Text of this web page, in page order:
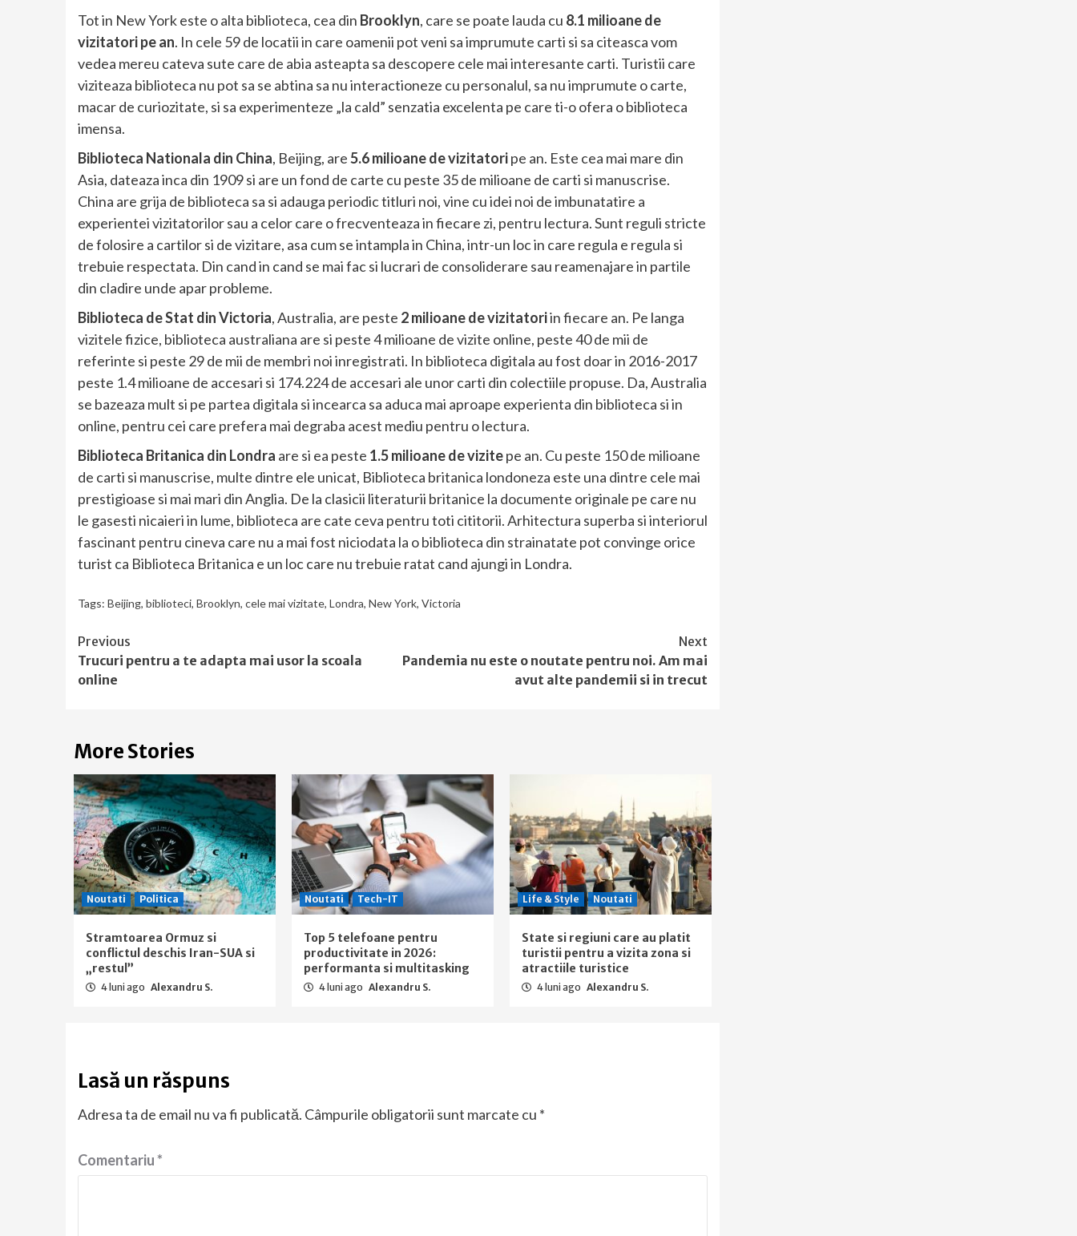
Tot in New York este o alta biblioteca, cea din Brooklyn, care se poate lauda cu 8.1 milioane de
vizitatori pe an. In cele 59 de locatii in care oamenii pot veni sa imprumute carti si sa citeasca vom
vedea mereu cateva sute care de abia asteapta sa descopere cele mai interesante carti. Turistii care
viziteaza biblioteca nu pot sa se abtina sa nu interactioneze cu personalul, sa nu imprumute o carte,
macar de curiozitate, si sa experimenteze „la cald” senzatia excelenta pe care ti-o ofera o biblioteca
imensa.
Biblioteca Nationala din China, Beijing, are5.6 milioane de vizitatoripe an. Este cea mai mare din
Asia, dateaza inca din 1909 si are un fond de carte cu peste 35 de milioane de carti si manuscrise.
China are grija de biblioteca sa si adauga periodic titluri noi, vine cu idei noi de imbunatatire a
experientei vizitatorilor sau a celor care o frecventeaza in fiecare zi, pentru lectura. Sunt reguli stricte
de folosire a cartilor si de vizitare, asa cum se intampla in China, intr-un loc in care regula e regula si
trebuie respectata. Din cand in cand se mai fac si lucrari de consoliderare sau reamenajare in partile
din cladire unde apar probleme.
Biblioteca de Stat din Victoria, Australia, are peste 2 milioane de vizitatoriin fiecare an. Pe langa
vizitele fizice, biblioteca australiana are si peste 4 milioane de vizite online, peste 40 de mii de
referinte si peste 29 de mii de membri noi inregistrati. In biblioteca digitala au fost doar in 2016-2017
peste 1.4 milioane de accesari si 174.224 de accesari ale unor carti din colectiile propuse. Da, Australia
se bazeaza mult si pe partea digitala si incearca sa aduca mai aproape experienta din biblioteca si in
online, pentru cei care prefera mai degraba acest mediu pentru o lectura.
Biblioteca Britanica din Londra are si ea peste 1.5 milioane de vizitepe an. Cu peste 150 de milioane
de carti si manuscrise, multe dintre ele unicat, Biblioteca britanica londoneza este una dintre cele mai
prestigioase si mai mari din Anglia. De la clasicii literaturii britanice la documente originale pe care nu
le gasesti nicaieri in lume, biblioteca are cate ceva pentru toti cititorii. Arhitectura superba si interiorul
fascinant pentru cineva care nu a mai fost niciodata la o biblioteca din strainatate pot convinge orice
turist ca Biblioteca Britanica e un loc care nu trebuie ratat cand ajungi in Londra.
Tags: Beijing, biblioteci, Brooklyn, cele mai vizitate, Londra, New York, Victoria
Continue
Reading
Previous
Trucuri pentru a te adapta mai usor la scoala
online
Next
Pandemia nu este o noutate pentru noi. Am mai
avut alte pandemii si in trecut
More Stories
Noutati Politica
Stramtoarea Ormuz si
conflictul deschis Iran-SUA si
„restul”
4 luni ago Alexandru S.
Noutati Tech-IT
Top 5 telefoane pentru
productivitate in 2026:
performanta si multitasking
4 luni ago Alexandru S.
Life & Style Noutati
State si regiuni care au platit
turistii pentru a vizita zona si
atractiile turistice
4 luni ago Alexandru S.
Lasă un răspuns
Adresa ta de email nu va fi publicată. Câmpurile obligatorii sunt marcate cu *
Comentariu*